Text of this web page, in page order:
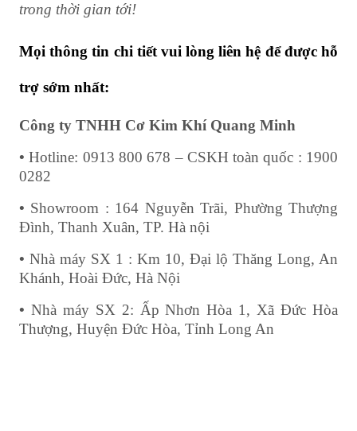
trong thời gian tới!
Mọi thông tin chi tiết vui lòng liên hệ để được hỗ
trợ sớm nhất:
Công ty TNHH Cơ Kim Khí Quang Minh
•Hotline: 0913 800 678 – CSKH toàn quốc : 1900
0282
• Showroom : 164 Nguyễn Trãi, Phường Thượng
Đình, Thanh Xuân, TP. Hà nội
• Nhà máy SX 1 : Km 10, Đại lộ Thăng Long, An
Khánh, Hoài Đức, Hà Nội
• Nhà máy SX 2: Ấp Nhơn Hòa 1, Xã Đức Hòa
Thượng, Huyện Đức Hòa, Tỉnh Long An